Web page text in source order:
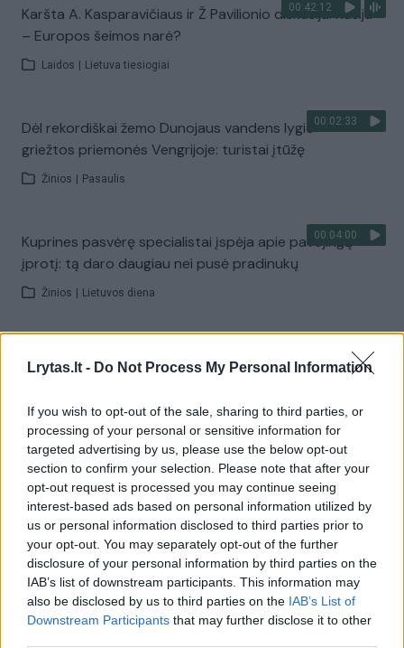
Lrytas.lt - Do Not Process My Personal Information
If you wish to opt-out of the sale, sharing to third parties, or
processing of your personal or sensitive information for
targeted advertising by us, please use the below opt-out
section to confirm your selection. Please note that after your
opt-out request is processed you may continue seeing
interest-based ads based on personal information utilized by
us or personal information disclosed to third parties prior to
your opt-out. You may separately opt-out of the further
disclosure of your personal information by third parties on the
IAB’s list of downstream participants. This information may
also be disclosed by us to third parties on the IAB’s List of
Downstream Participants that may further disclose it to other
00:42:12
Karšta A. Kasparavičiaus ir Ž Pavilionio diskusija: Rusija
– Europos šeimos narė?
Laidos Lietuva tiesiogiai
00:02:33
Dėl rekordiškai žemo Dunojaus vandens lygio –
griežtos priemonės Vengrijoje: turistai įtūžę
Žinios Pasaulis
00:04:00
Kuprines pasvėrę specialistai įspėja apie pavojingą
įprotį: tą daro daugiau nei pusė pradinukų
Žinios Lietuvos diena
Žiūrimiausi įrašai
00:00:30
Vaizdai iš tragiškos avarijos Vilniaus r.: dviejų moterų ir
vaiko gyvybių išgelbėti nepavyko
Žinios Lietuvos diena
Savaitės vidurys nusimato karštas: temperatūra kils iki